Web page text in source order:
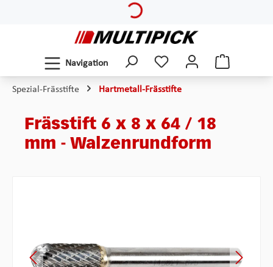
Navigation
Spezial-Frässtifte Hartmetall-Frässtifte
Frässtift 6 x 8 x 64 / 18
mm - Walzenrundform